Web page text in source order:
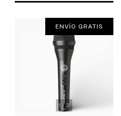
1 /3
ENVÍO GRATIS